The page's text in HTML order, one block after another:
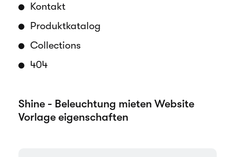
Kontakt
Produktkatalog
Collections
404
Shine - Beleuchtung mieten Website
Vorlage eigenschaften